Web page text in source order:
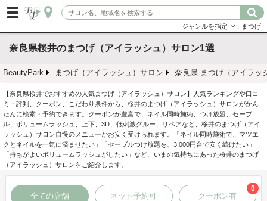
ジャンルを指定 ：まつげ
奈良県桜井のまつげ（アイラッシュ）サロン1選
BeautyPark まつげ（アイラッシュ）サロン 奈良県 まつげ（アイラッ
【奈良県桜井でおすすめの人気まつげ（アイラッシュ）サロン】人気ランキングや口コ
ミ・評判、クーポン、こだわり条件から、桜井のまつげ（アイラッシュ）サロンがかん
たんに検索・予約できます。クーポンが豊富で、ネイル同時施術、つけ放題、セーブ
ル、ボリュームラッシュ、上下、3D、低刺激グルー、リペアなど、桜井のまつげ（アイ
ラッシュ）サロン自慢のメニューがお安く受けられます。「ネイル同時施術で、マツエ
クとネイルを一気に済ませたい」「セーブルつけ放題を、3,000円台で安く続けたい」
「持ちがよいボリュームラッシュがしたい」など、いまの気持ちにあった桜井のまつげ
（アイラッシュ）サロンをご紹介します。
全ての店舗 ネット予約可 クーポン有
0